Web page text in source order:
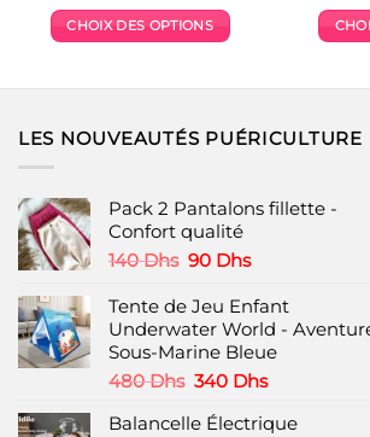
initial
était :
actuel
est :
CHOIX DES OPTIONS
plusieurs
options
peuvent
être
sur
la
page
du
LES NOUVEAUTÉS PUÉRICULTURE
Pack 2 Pantalons fillette -
Confort qualité
140Dhs Le
initial
était :
140 Dhs.
90 DhsLe
actuel
est :
90 Dhs.
Tente de Jeu Enfant
Underwater World -
Sous-Marine Bleue
480Dhs Le
initial
340 DhsLe
actuel
Balancelle Électrique